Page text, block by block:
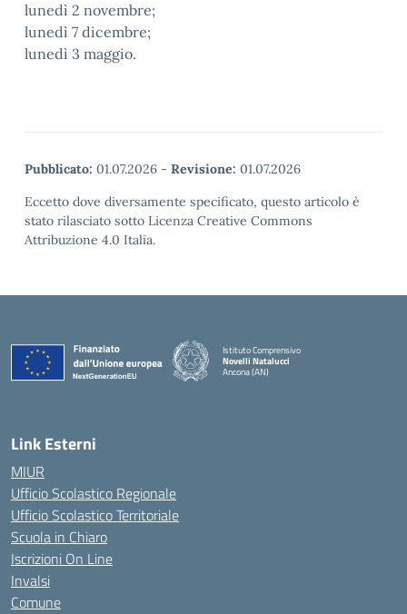
lunedì 2 novembre;
lunedì 7 dicembre;
lunedì 3 maggio.
Pubblicato: 01.07.2026 - Revisione: 01.07.2026
Eccetto dove diversamente specificato, questo articolo è
stato rilasciato sotto Licenza Creative Commons
Attribuzione 4.0 Italia.
Istituto Comprensivo
Novelli Natalucci
Ancona (AN)
Link Esterni
MIUR
Ufficio Scolastico Regionale
Ufficio Scolastico Territoriale
Scuola in Chiaro
Iscrizioni On Line
Invalsi
Comune